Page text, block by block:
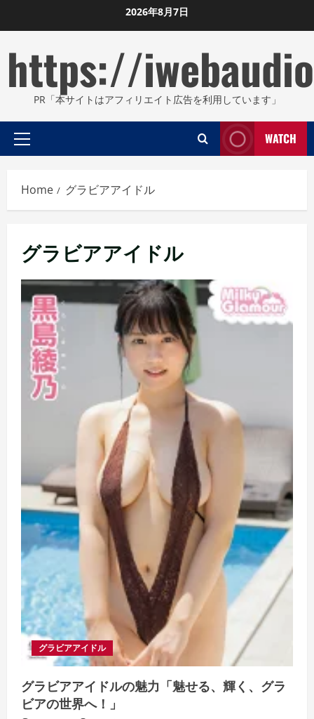
to
2026年8月7日
https://
PR「本サイトはアフィリエイト広告を利用しています」
Primary
WATCH
Home グラビアアイドル
グラビアアイドル
グラビアアイドル
グラビアアイドルの魅力「魅せる、輝く、グラ
ビアの世界へ！」